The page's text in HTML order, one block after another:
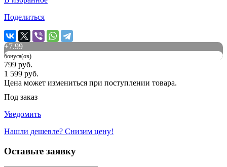
Поделиться
+7.99
бонуса(ов)
799 руб.
1 599 руб.
Цена может измениться при поступлении товара.
Под заказ
Уведомить
Нашли дешевле? Снизим цену!
Оставьте заявку